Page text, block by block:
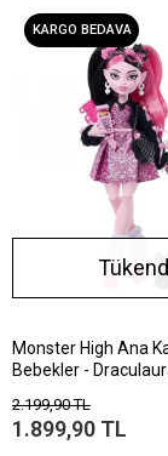
KARGO BEDAVA
Monster High Ana
Bebekler -
2.199,90 TL
1.899,90 TL